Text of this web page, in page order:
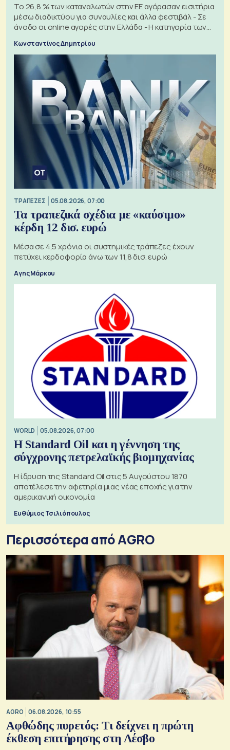
Το 26,8 % των καταναλωτών στην ΕΕ αγόρασαν εισιτήρια
μέσω διαδικτύου για συναυλίες και άλλα φεστιβάλ - Σε
άνοδο οι online αγορές στην Ελλάδα - Η κατηγορία των
Κωνσταντίνος Δημητρίου
ΤΡΑΠΕΖΕΣ 05.08.2026, 07:00
Τα τραπεζικά σχέδια με «καύσιμο»
κέρδη 12 δισ. ευρώ
Μέσα σε 4,5 χρόνια οι συστημικές τράπεζες έχουν
πετύχει κερδοφορία άνω των 11,8 δισ. ευρώ
Αγης Μάρκου
WORLD 05.08.2026, 07:00
Η Standard Oil και η γέννηση της
σύγχρονης πετρελαϊκής βιομηχανίας
Η ίδρυση της Standard Oil στις 5 Αυγούστου 1870
αποτέλεσε την αφετηρία μιας νέας εποχής για την
αμερικανική οικονομία
Ευθύμιος Τσιλιόπουλος
Περισσότερα από AGRO
AGRO 06.08.2026, 10:55
Αφθώδης πυρετός: Τι δείχνει η πρώτη
έκθεση επιτήρησης στη Λέσβο